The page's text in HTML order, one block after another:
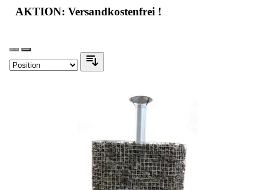
AKTION: Versandkostenfrei !